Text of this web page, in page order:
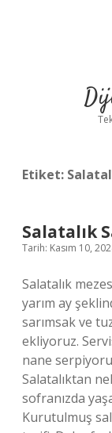
Etiket:
Salatalık
Tarih: Kasım 10,
Salatalık
yarım ay
sarımsak ve
ekliyoruz.
nane
Salatalıktan
sofranızda
Kurutulmuş